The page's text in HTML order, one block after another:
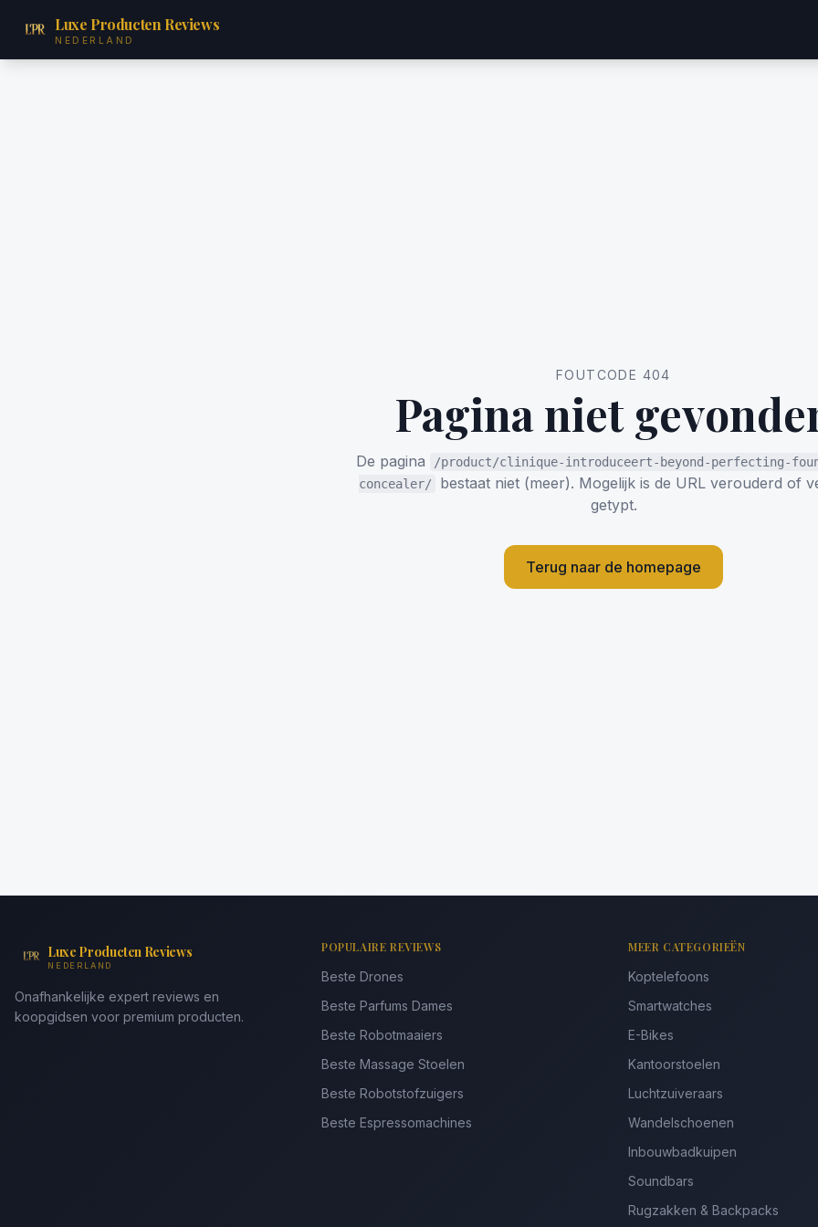
Luxe Producten Reviews
NEDERLAND
FOUTCODE 404
Pagina niet
De pagina
/product/clinique-introduceert-beyond-perfecting-
concealer/
bestaat niet (meer). Mogelijk is de URL verouderd of
getypt.
Terug naar de homepage
Luxe Producten Reviews
NEDERLAND
Onafhankelijke expert reviews en
koopgidsen voor premium producten.
POPULAIRE REVIEWS
Beste Drones
Beste Parfums Dames
Beste Robotmaaiers
Beste Massage Stoelen
Beste Robotstofzuigers
Beste Espressomachines
MEER CATEGORIEËN
Koptelefoons
Smartwatches
E-Bikes
Kantoorstoelen
Luchtzuiveraars
Wandelschoenen
Inbouwbadkuipen
Soundbars
Rugzakken & Backpacks